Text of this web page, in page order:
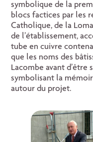
symbolique de la
blocs factices par les
Catholique, de la
de l’établissement,
tube en cuivre
que les noms des
Lacombe avant d’être
symbolisant la
autour du projet.